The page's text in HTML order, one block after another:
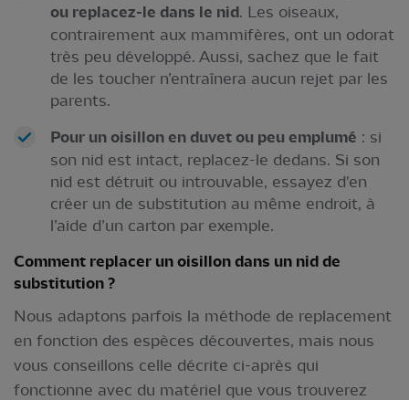
ou replacez-le dans le nid. Les oiseaux,
contrairement aux mammifères, ont un odorat
très peu développé. Aussi, sachez que le fait
de les toucher n’entraînera aucun rejet par les
parents.
Pour un oisillon en duvet ou peu emplumé : si
son nid est intact, replacez-le dedans. Si son
nid est détruit ou introuvable, essayez d'en
créer un de substitution au même endroit, à
l’aide d’un carton par exemple.
Comment replacer un oisillon dans un nid de
substitution ?
Nous adaptons parfois la méthode de replacement
en fonction des espèces découvertes, mais nous
vous conseillons celle décrite ci-après qui
fonctionne avec du matériel que vous trouverez